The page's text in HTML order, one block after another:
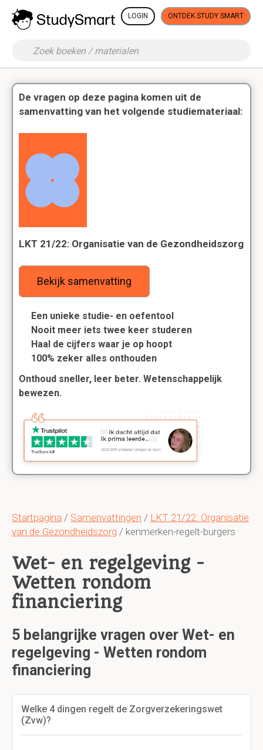
LOGIN ONTDEK STUDY SMART
Startpagina / Samenvattingen / LKT 21/22: Organisatie
van de Gezondheidszorg / kenmerken-regelt-burgers
Wet- en regelgeving -
Wetten rondom
financiering
5 belangrijke vragen over Wet- en
regelgeving - Wetten rondom
financiering
Welke 4 dingen regelt de Zorgverzekeringswet
(Zvw)?
De vragen op deze pagina komen uit de
samenvatting van het volgende studiemateriaal:
LKT 21/22: Organisatie van de Gezondheidszorg
Bekijk samenvatting
Een unieke studie- en oefentool
Nooit meer iets twee keer studeren
Haal de cijfers waar je op hoopt
100% zeker alles onthouden
Onthoud sneller, leer beter. Wetenschappelijk
bewezen.